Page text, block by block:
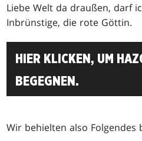
Liebe Welt da draußen, darf
Inbrünstige, die rote Göttin.
HIER KLICKEN, UM
BEGEGNEN.
Wir behielten also Folgendes